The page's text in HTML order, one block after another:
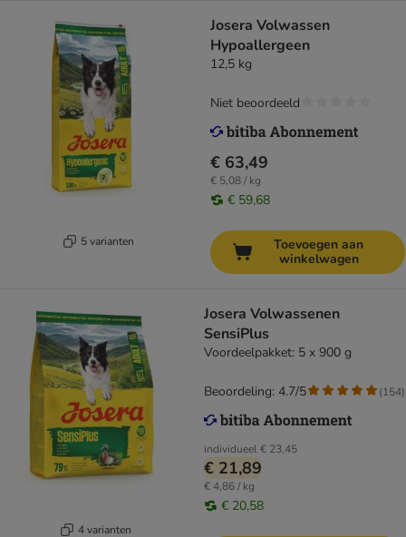
5 varianten
Josera Volwassen
Hypoallergeen
12,5 kg
€ 63,49
€ 5,08 / kg
€ 59,68
Niet beoordeeld
Toevoegen aan
winkelwagen
4 varianten
Josera Volwassenen
SensiPlus
Voordeelpakket: 5 x 900 g
individueel€ 23,45
€ 21,89
€ 4,86 / kg
€ 20,58
Beoordeling: 4.7/5 (154)